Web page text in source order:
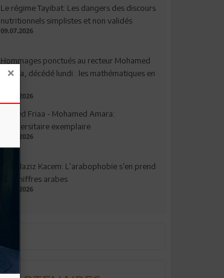
Le régime Tayibat: Les dangers des discours
nutritionnels simplistes et non validés
09.07.2026
Hommages ponctués au recteur Mohamed
Amara, décédé lundi : les mathématiques en
03.08.2026
Ahmed Friaa - Mohamed Amara:
l’Universitaire exemplaire
04.08.2026
Abdelaziz Kacem: L’arabophobie s’en prend
aux chiffres arabes
09.07.2026